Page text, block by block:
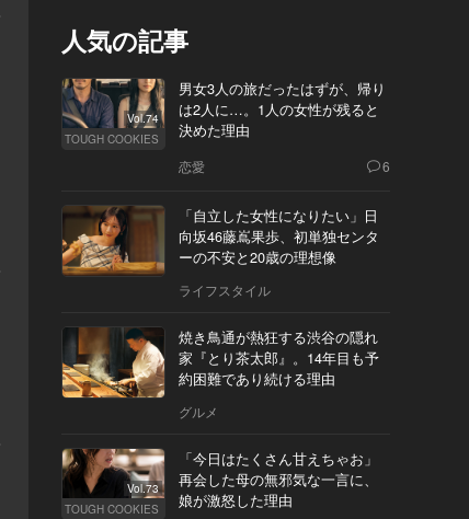
人気の記事
Vol.74
TOUGH COOKIES
男女3人の旅だったはずが、帰り
は2人に…。1人の女性が残ると
決めた理由
恋愛 6
「自立した女性になりたい」日
向坂46藤嶌果歩、初単独センタ
ーの不安と20歳の理想像
ライフスタイル
焼き鳥通が熱狂する渋谷の隠れ
家『とり茶太郎』。14年目も予
約困難であり続ける理由
グルメ
Vol.73
TOUGH COOKIES
「今日はたくさん甘えちゃお」
再会した母の無邪気な一言に、
娘が激怒した理由